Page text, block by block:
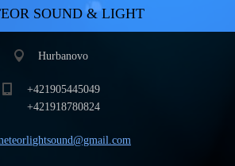
SOUND & LIGHT
Hurbanovo
+421905445049
+421918780824
ghtsound@gmail.com